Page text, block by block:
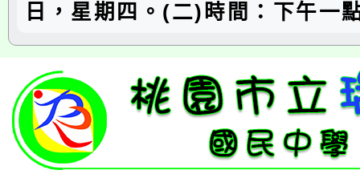
日，星期四。(二)時間：下午一